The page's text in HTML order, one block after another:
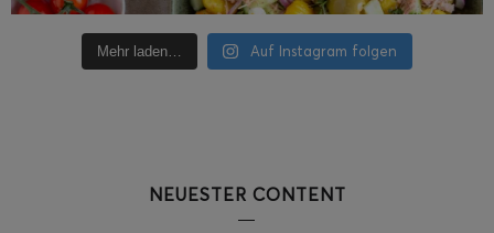
Mehr laden… Auf Instagram folgen
NEUESTER CONTENT